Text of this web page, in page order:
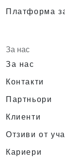
Платформа
За нас
За нас
Контакти
Партньори
Клиенти
Отзиви от
Кариери